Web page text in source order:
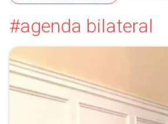
#agenda bilateral